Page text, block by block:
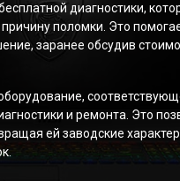
диагностики,
поломки. Это
заранее обсудив
и ремонта. Это
ей заводские